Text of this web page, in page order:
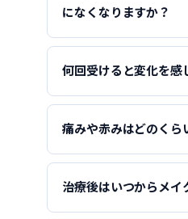
になくなりますか？
何回受けると変化を感
痛みや赤みはどのくら
治療後はいつからメイ